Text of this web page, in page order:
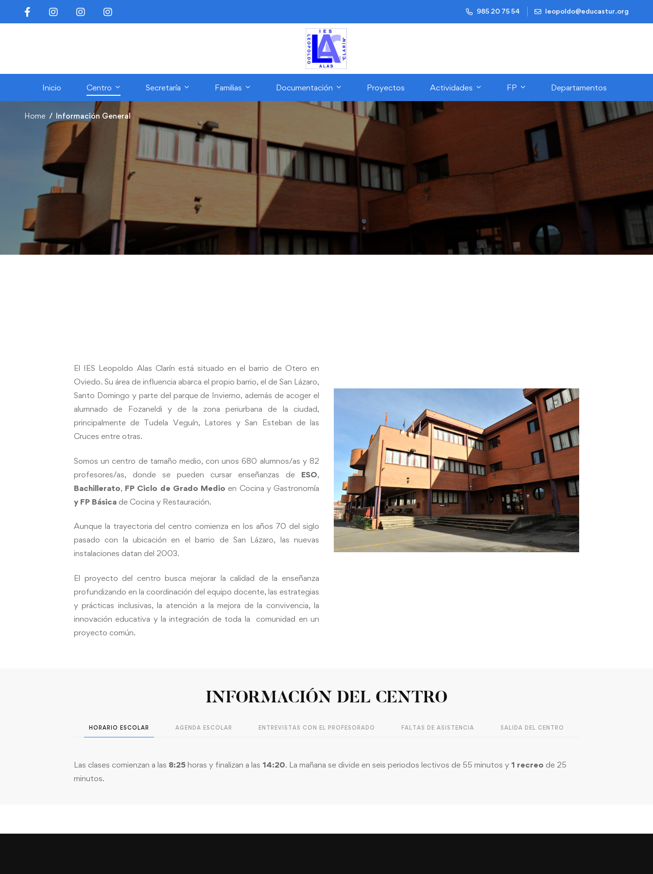
985 20 75 54 leopoldo@educastur.org
Inicio Centro Secretaría Familias Documentación Proyectos Actividades FP Departamentos
Home Información General
El IES Leopoldo Alas Clarín está situado en el barrio de Otero en
Oviedo. Su área de influencia abarca el propio barrio, el de San Lázaro,
Santo Domingo y parte del parque de Invierno, además de acoger el
alumnado de Fozaneldi y de la zona periurbana de la ciudad,
principalmente de Tudela Veguín, Latores y San Esteban de las
Cruces entre otras.
Somos un centro de tamaño medio, con unos 680 alumnos/as y 82
profesores/as, donde se pueden cursar enseñanzas de ESO,
Bachillerato, FP Ciclo de Grado Medio en Cocina y Gastronomía
y FP Básica de Cocina y Restauración.
Aunque la trayectoria del centro comienza en los años 70 del siglo
pasado con la ubicación en el barrio de San Lázaro, las nuevas
instalaciones datan del 2003.
El proyecto del centro busca mejorar la calidad de la enseñanza
profundizando en la coordinación del equipo docente, las estrategias
y prácticas inclusivas, la atención a la mejora de la convivencia, la
innovación educativa y la integración de toda la comunidad en un
proyecto común.
INFORMACIÓN DEL CENTRO
HORARIO ESCOLAR AGENDA ESCOLAR ENTREVISTAS CON EL PROFESORADO FALTAS DE ASISTENCIA SALIDA DEL CENTRO
Las clases comienzan a las 8:25 horas y finalizan a las 14:20. La mañana se divide en seis periodos lectivos de 55 minutos y 1 recreo de 25
minutos.